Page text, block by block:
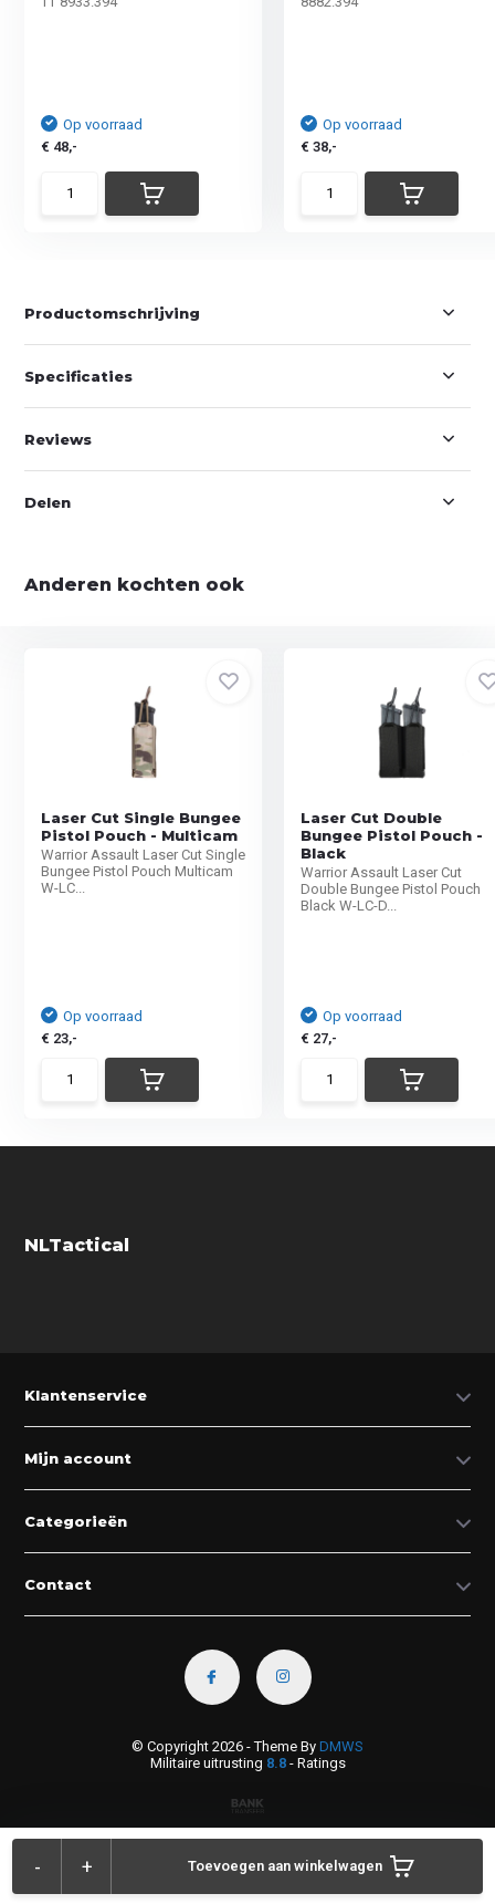
+
- Toevoegen aan winkelwagen
Op voorraad
€ 48,-
Op voorraad
€ 38,-
Productomschrijving
Specificaties
Reviews
Delen
Anderen kochten ook
Laser Cut Single Bungee
Pistol Pouch - Multicam
Warrior Assault Laser Cut Single
Bungee Pistol Pouch Multicam
W-LC...
Op voorraad
€ 23,-
Laser Cut Double
Bungee Pistol Pouch -
Black
Warrior Assault Laser Cut
Double Bungee Pistol Pouch
Black W-LC-D...
Op voorraad
€ 27,-
NLTactical
Klantenservice
Mijn account
Categorieën
Contact
© Copyright 2026 - Theme By DMWS
Militaire uitrusting 8.8- Ratings